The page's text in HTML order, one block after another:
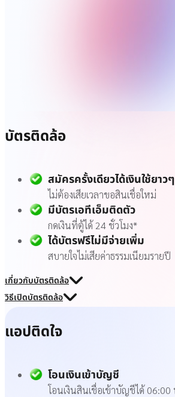
บัตรติดล้อ
สมัครครั้งเดียวได้เงินใช้ยาวๆ
ไม่ต้องเสียเวลาขอสินเชื่อใหม่
มีบัตรเอทีเอ็มติดตัว
กดเงินที่ตู้ได้ 24 ชั่วโมง*
ได้บัตรฟรีไม่มีจ่ายเพิ่ม
สบายใจไม่เสียค่าธรรมเนียมรายปี
เกี่ยวกับบัตรติดล้อ
วิธีเปิดบัตรติดล้อ
แอปติดใจ
โอนเงินเข้าบัญชี
โอนเงินสินเชื่อเข้าบัญชีได้